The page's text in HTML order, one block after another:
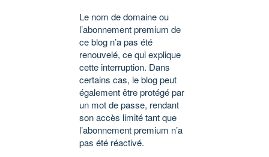
Le nom de domaine ou
l’abonnement premium de
ce blog n’a pas été
renouvelé, ce qui explique
cette interruption. Dans
certains cas, le blog peut
également être protégé par
un mot de passe, rendant
son accès limité tant que
l’abonnement premium n’a
pas été réactivé.